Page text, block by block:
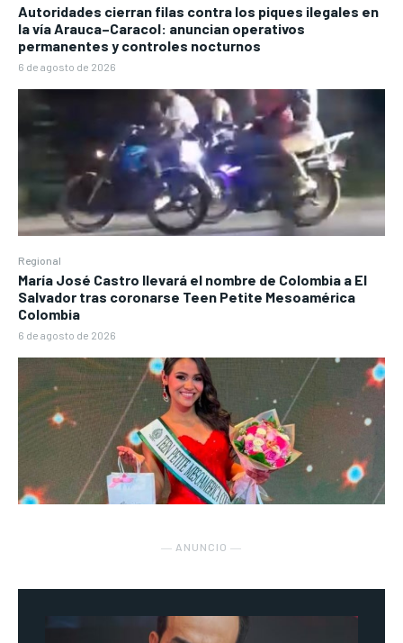
Autoridades cierran filas contra los piques ilegales en
la vía Arauca–Caracol: anuncian operativos
permanentes y controles nocturnos
6 de agosto de 2026
Regional
María José Castro llevará el nombre de Colombia a El
Salvador tras coronarse Teen Petite Mesoamérica
Colombia
6 de agosto de 2026
― ANUNCIO ―